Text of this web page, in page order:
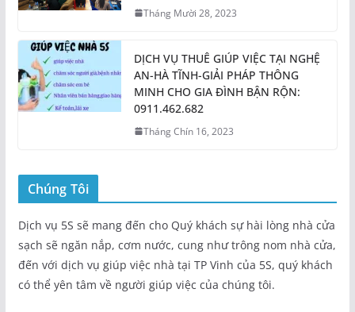
Tháng Mười 28, 2023
DỊCH VỤ THUÊ GIÚP VIỆC TẠI NGHỆ
AN-HÀ TĨNH-GIẢI PHÁP THÔNG
MINH CHO GIA ĐÌNH BẬN RỘN:
0911.462.682
Tháng Chín 16, 2023
Chúng Tôi
Dịch vụ 5S sẽ mang đến cho Quý khách sự hài lòng nhà cửa
sạch sẽ ngăn nắp, cơm nước, cung như trông nom nhà cửa,
đến với dịch vụ giúp việc nhà tại TP Vinh của 5S, quý khách
có thể yên tâm về người giúp việc của chúng tôi.